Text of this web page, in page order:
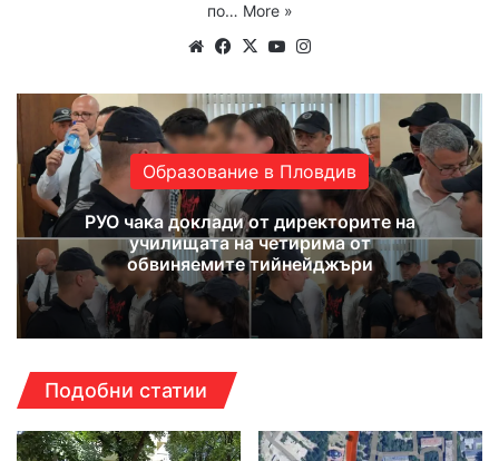
по… More »
WebsiteFacebook
X YouTube
Образование в Пловдив
РУО чака доклади от директорите на
училищата на четирима от
обвиняемите тийнейджъри
Подобни статии